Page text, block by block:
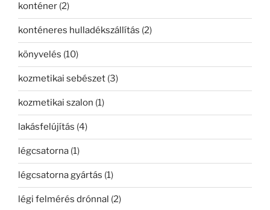
konténer (2)
konténeres hulladékszállítás (2)
könyvelés (10)
kozmetikai sebészet (3)
kozmetikai szalon (1)
lakásfelújítás (4)
légcsatorna (1)
légcsatorna gyártás (1)
légi felmérés drónnal (2)